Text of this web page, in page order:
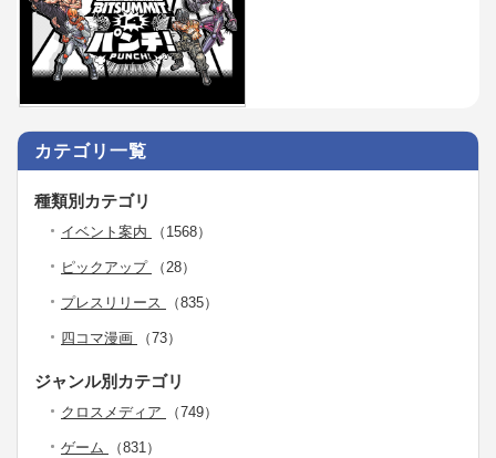
カテゴリ一覧
種類別カテゴリ
イベント案内 （1568）
ピックアップ （28）
プレスリリース （835）
四コマ漫画 （73）
ジャンル別カテゴリ
クロスメディア （749）
ゲーム （831）